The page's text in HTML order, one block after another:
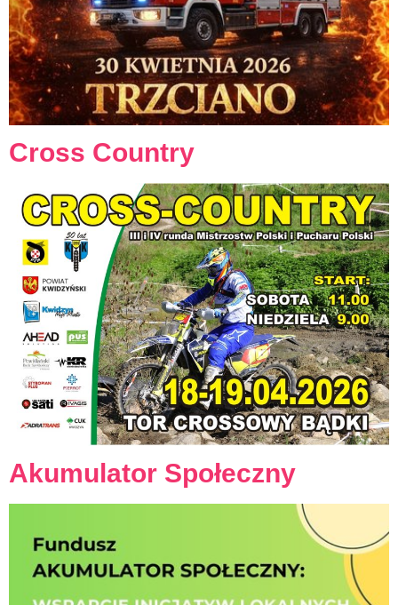
Cross Country
Akumulator Społeczny